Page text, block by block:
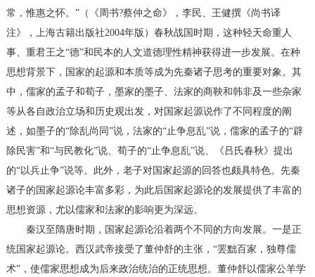
常，惟惠之怀。”（《周书?蔡仲之命》，李民、王健撰《尚书译
注》，上海古籍出版社2004年版）春秋战国时期，这种轻天命重人
事、重君王之“德”和民本的人文道德理性精神获得进一步发展。在种
思想背景下，国家的起源和本质等成为先秦诸子思考的重要对象。其
中，儒家的孟子和荀子，墨家的墨子、法家的商鞅和韩非及一些杂家
等从各自政治立场和历史观出发，对国家起源说作了不同程度的阐
述，如墨子的“除乱尚同”说，法家的“止争息乱”说，儒家的孟子的“辟
除民害”和“与民教化”说、荀子的“止争息乱”说、《吕氏春秋》提出
的“以兵止争”说等。此外，老子对国家起源的回答也颇具特色。先秦
诸子的国家起源论丰富多彩，为此后国家起源论的发展提供了丰富的
思想资源，尤以儒家和法家的影响更为深远。
秦汉至隋唐时期，国家起源论沿着两个不同的方向发展。一是正
统国家起源论。西汉武帝接受了董仲舒的主张，“罢黜百家，独尊儒
术”，使儒家思想成为后来政治统治的正统思想。董仲舒以儒家公羊学